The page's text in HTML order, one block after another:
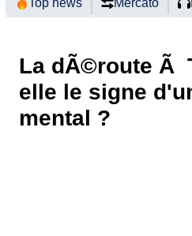
Top news Mercato
La dÃ©route Ã
elle le signe
mental ?